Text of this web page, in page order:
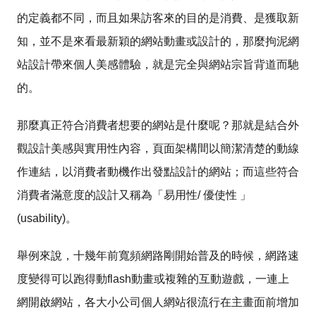
的定義都不同，而且如果訪客來的目的是消費、是獲取新
知，並不是來看最新穎的網站動畫或設計的，那麼拘泥網
站設計帶來個人美感體驗，就是完全與網站宗旨背道而馳
的。
那麼真正符合消費者想要的網站是什麼呢？那就是結合外
觀設計美感與實用性內容，頁面架構間以簡潔清楚的動線
作連結，以消費者動機作出發點設計的網站；而這些符合
消費者滿意度的設計又稱為「易用性/優使性 」
(usability)。
舉例來說，十幾年前寬頻網路剛開始普及的時候，網路速
度變得可以跑得動flash動畫或複雜的互動遊戲，一連上
網開啟網站，各大小公司個人網站很流行在主畫面前增加